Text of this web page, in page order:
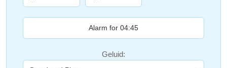
Geluid: